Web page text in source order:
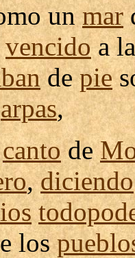
unmar
vencidoa
depie
arpas,
cantode
,diciendo
los